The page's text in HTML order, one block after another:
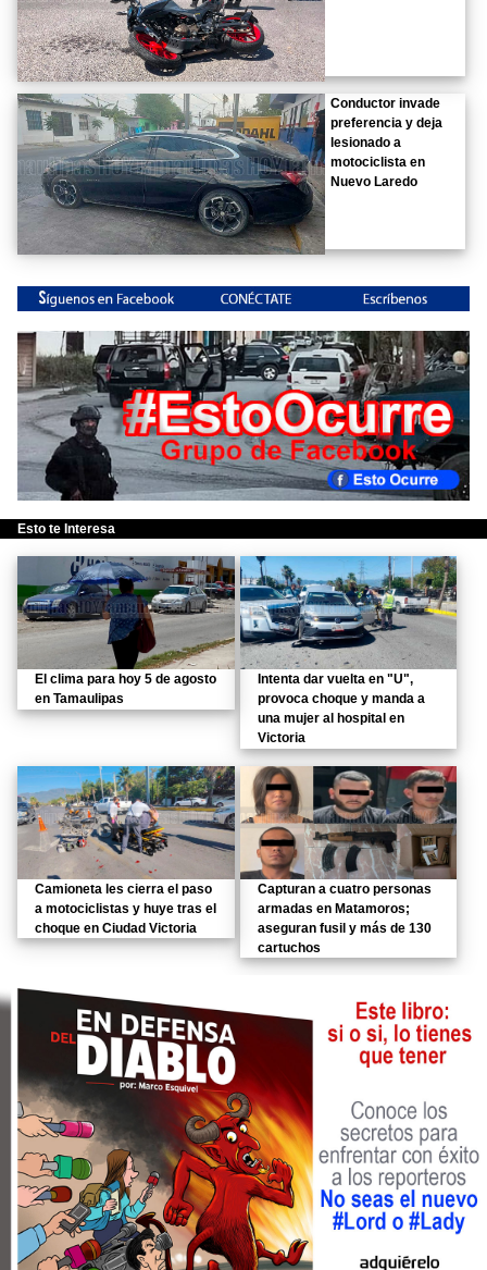
Conductor invade
preferencia y deja
lesionado a
motociclista en
Nuevo Laredo
Esto te Interesa
El clima para hoy 5 de agosto
en Tamaulipas
Intenta dar vuelta en "U",
provoca choque y manda a
una mujer al hospital en
Victoria
Camioneta les cierra el paso
a motociclistas y huye tras el
choque en Ciudad Victoria
Capturan a cuatro personas
armadas en Matamoros;
aseguran fusil y más de 130
cartuchos